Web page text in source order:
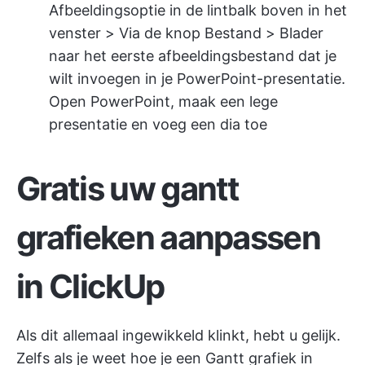
Afbeeldingsoptie in de lintbalk boven in het
venster > Via de knop Bestand > Blader
naar het eerste afbeeldingsbestand dat je
wilt invoegen in je PowerPoint-presentatie.
Open PowerPoint, maak een lege
presentatie en voeg een dia toe
Gratis uw gantt
grafieken aanpassen
in ClickUp
Als dit allemaal ingewikkeld klinkt, hebt u gelijk.
Zelfs als je weet hoe je een Gantt grafiek in